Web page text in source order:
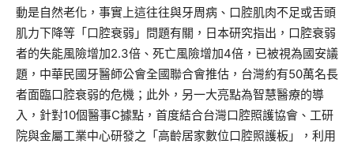
動是自然老化，事實上這往往與牙周病、口腔肌肉不足或舌頭
肌力下降等「口腔衰弱」問題有關，日本研究指出，口腔衰弱
者的失能風險增加2.3倍、死亡風險增加4倍，已被視為國安議
題，中華民國牙醫師公會全國聯合會推估，台灣約有50萬名長
者面臨口腔衰弱的危機；此外，另一大亮點為智慧醫療的導
入，針對10個醫事C據點，首度結合台灣口腔照護協會、工研
院與金屬工業中心研發之「高齡居家數位口腔照護板」，利用